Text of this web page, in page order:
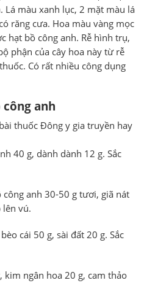
Lá màu xanh lục, 2 mặt màu lá
răng cưa. Hoa màu vàng mọc
hạt bồ công anh. Rễ hình trụ,
phận của cây hoa này từ rễ
Có rất nhiều công dụng
anh
thuốc Đông y gia truyền hay
40 g, dành dành 12 g. Sắc
anh 30-50 g tươi, giã nát
lên vú.
cái 50 g, sài đất 20 g. Sắc
kim ngân hoa 20 g, cam thảo